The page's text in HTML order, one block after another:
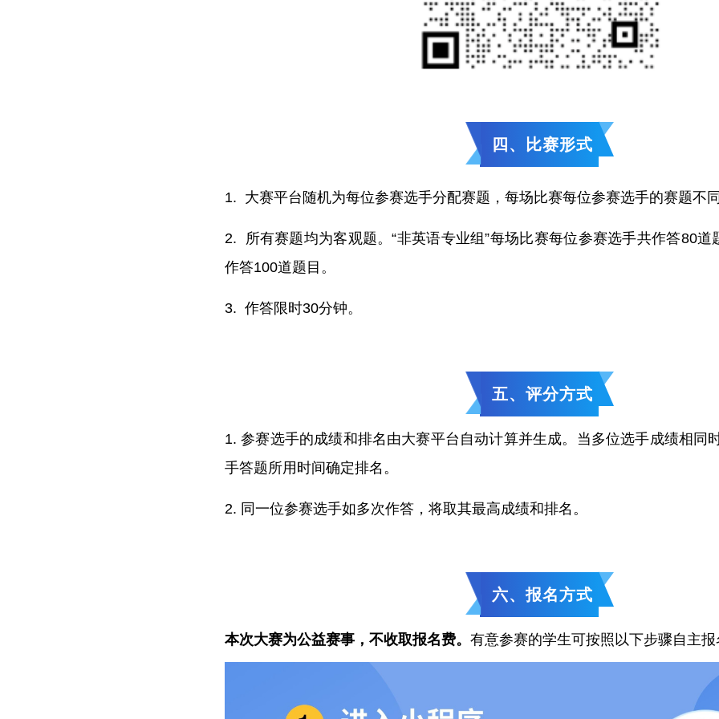
四、比赛形式
1. 大赛平台随机为每位参赛选手分配赛题，每场比赛每位参赛选手的赛题不同
2. 所有赛题均为客观题。“非英语专业组”每场比赛每位参赛选手共作答80道
作答100道题目。
3. 作答限时30分钟。
五、评分方式
1. 参赛选手的成绩和排名由大赛平台自动计算并生成。当多位选手成绩相同
手答题所用时间确定排名。
2. 同一位参赛选手如多次作答，将取其最高成绩和排名。
六、报名方式
本次大赛为公益赛事，不收取报名费。 有意参赛的学生可按照以下步骤自主报